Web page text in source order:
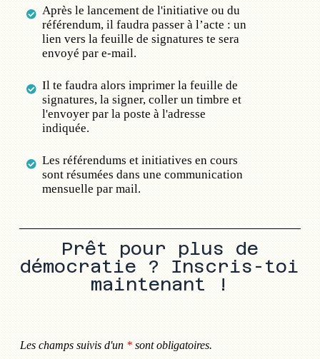
Après le lancement de l'initiative ou du
référendum, il faudra passer à l’acte : un
lien vers la feuille de signatures te sera
envoyé par e-mail.
Il te faudra alors imprimer la feuille de
signatures, la signer, coller un timbre et
l'envoyer par la poste à l'adresse
indiquée.
Les référendums et initiatives en cours
sont résumées dans une communication
mensuelle par mail.
Prêt pour plus de
démocratie ? Inscris-toi
maintenant !
Les champs suivis d'un*sont obligatoires.